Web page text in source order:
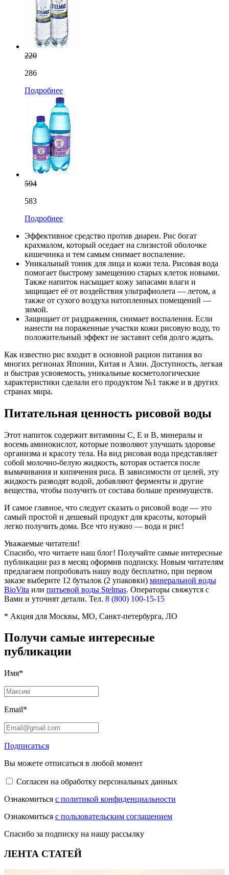
220
286
Подробнее
594
583
Подробнее
Эффективное средство против диареи. Рис богат
крахмалом, который оседает на слизистой оболочке
кишечника и тем самым снимает воспаление.
Уникальный тоник для лица и кожи тела. Рисовая вода
помогает быстрому замещению старых клеток новыми.
Также напиток насыщает кожу запасами влаги и
защищает её от воздействия ультрафиолета — летом, а
также от сухого воздуха натопленных помещений —
зимой.
Защищает от раздражения, снимает воспаления. Если
нанести на пораженные участки кожи рисовую воду, то
положительный эффект не заставит себя долго ждать.
Как известно рис входит в основной рацион питания во
многих регионах Японии, Китая и Азии. Доступность, легкая
и быстрая усвояемость, уникальные косметологические
характеристики сделали его продуктом №1 также и в других
странах мира.
Питательная ценность рисовой воды
Этот напиток содержит витамины С, Е и В, минералы и
восемь аминокислот, которые позволяют улучшать здоровье
организма и красоту тела. На вид рисовая вода представляет
собой молочно-белую жидкость, которая остается после
вымачивания и кипячения риса. В зависимости от целей, эту
жидкость разводят водой, добавляют ферменты и другие
вещества, чтобы получить от состава больше преимуществ.
И самое главное, что следует сказать о рисовой воде — это
самый простой и дешевый продукт для красоты, который
легко получить дома. Все что нужно — вода и рис!
Уважаемые читатели!
Спасибо, что читаете наш блог! Получайте самые интересные
публикации раз в месяц оформив подписку. Новым читателям
предлагаем попробовать нашу воду бесплатно, при первом
заказе выберите 12 бутылок (2 упаковки) минеральной воды
BioVita или питьевой воды Stelmas. Операторы свяжутся с
Вами и уточнят детали. Тел. 8 (800) 100-15-15
* Акция для Москвы, МО, Санкт-петербурга, ЛО
Получи самые интересные
публикации
Имя*
Email*
Подписаться
Вы можете отписаться в любой момент
Согласен на обработку персональных данных
Ознакомиться с политикой конфиденциальности
Ознакомиться с пользовательским соглашением
Спасибо за подписку на нашу рассылку
ЛЕНТА СТАТЕЙ